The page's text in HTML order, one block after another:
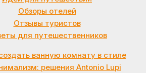
Обзоры отелей
Отзывы туристов
для путешественников
ванную комнату в стиле
решения Antonio Lupi